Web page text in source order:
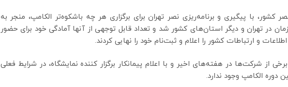
کشور، با پیگیری و برنامه‌ریزی نصر تهران برای برگزاری هر چه باشکوه‌تر الکامپ، منجر به
در تهران و دیگر استان‌های کشور شد و تعداد قابل توجهی از آنها آمادگی خود برای حضور
و ارتباطات کشور را اعلام و ثبت‌نام خود را نهایی کردند.
از شرکت‌ها در هفته‌های اخیر و با اعلام پیمانکار برگزار کننده نمایشگاه، در شرایط فعلی
دوره الکامپ وجود ندارد.